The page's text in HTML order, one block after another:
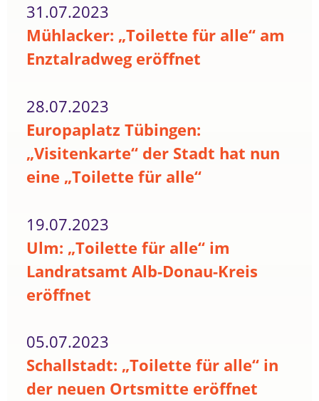
31.07.2023
Mühlacker: „Toilette für alle“ am
Enztalradweg eröffnet
28.07.2023
Europaplatz Tübingen:
„Visitenkarte“ der Stadt hat nun
eine „Toilette für alle“
19.07.2023
Ulm: „Toilette für alle“ im
Landratsamt Alb-Donau-Kreis
eröffnet
05.07.2023
Schallstadt: „Toilette für alle“ in
der neuen Ortsmitte eröffnet